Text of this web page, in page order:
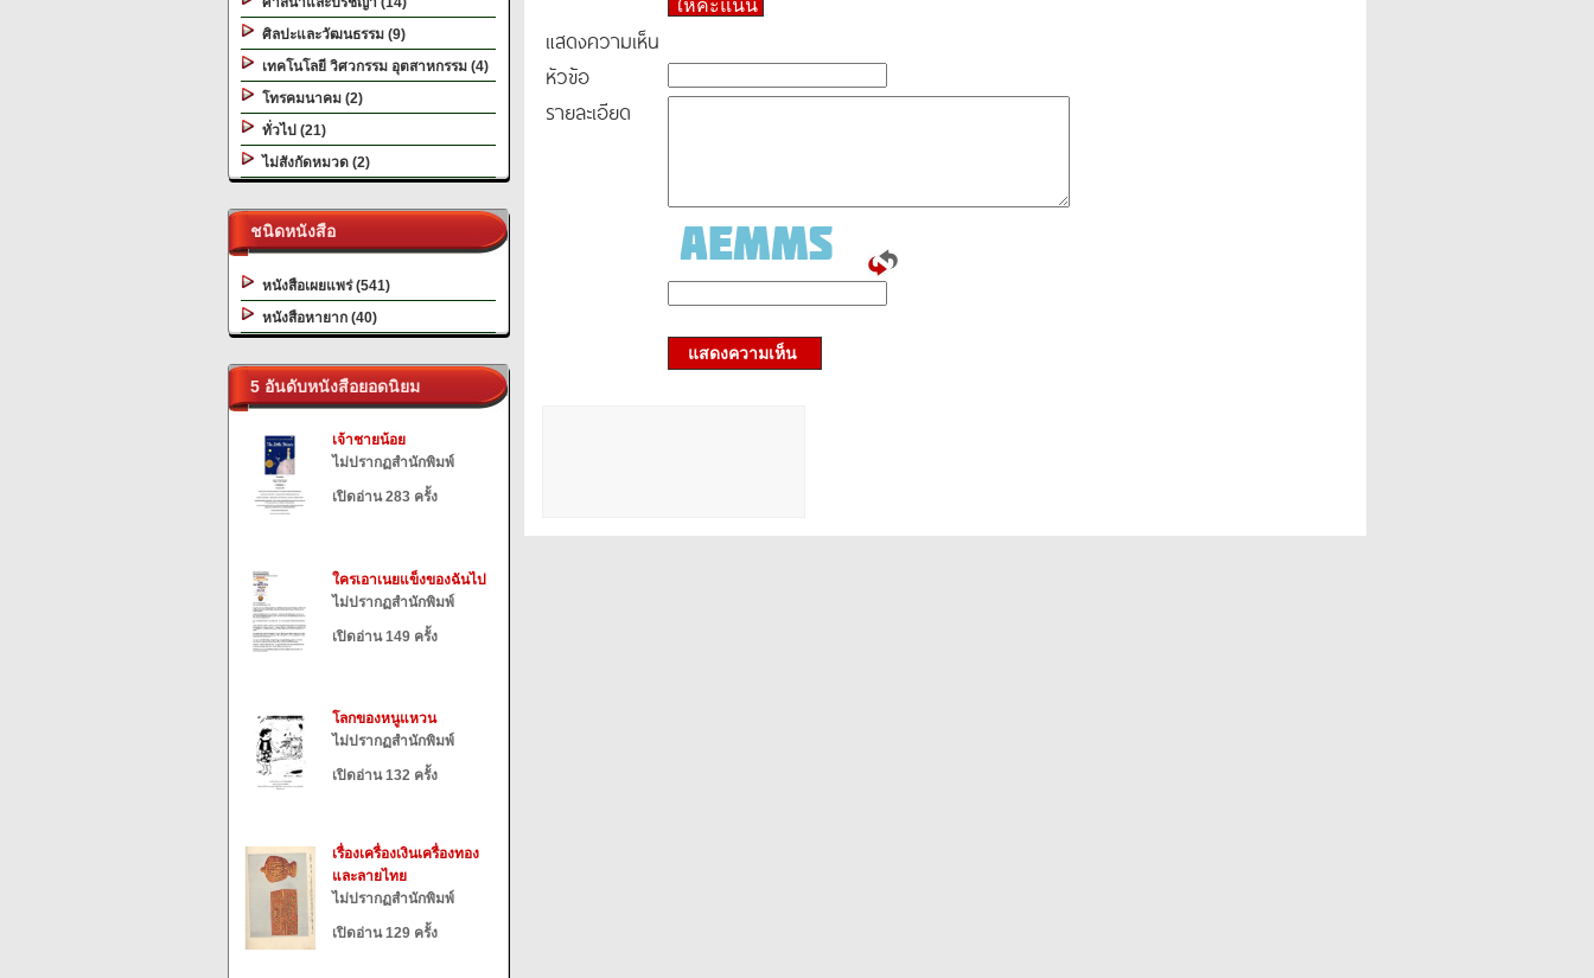
ศิลปะและวัฒนธรรม (9)
เทคโนโลยี วิศวกรรม อุตสาหกรรม (4)
โทรคมนาคม (2)
ทั่วไป (21)
ไม่สังกัดหมวด (2)
ชนิดหนังสือ
หนังสือเผยแพร่ (541)
หนังสือหายาก (40)
5 อันดับหนังสือยอดนิยม
เจ้าชายน้อย
ไม่ปรากฏสำนักพิมพ์
เปิดอ่าน 283 ครั้ง
ใครเอาเนยแข็งของฉันไป
ไม่ปรากฏสำนักพิมพ์
เปิดอ่าน 149 ครั้ง
โลกของหนูแหวน
ไม่ปรากฏสำนักพิมพ์
เปิดอ่าน 132 ครั้ง
เรื่องเครื่องเงินเครื่องทอง
และลายไทย
ไม่ปรากฏสำนักพิมพ์
เปิดอ่าน 129 ครั้ง
ให้คะแนน
แสดงความเห็น
หัวข้อ
รายละเอียด
แสดงความเห็น